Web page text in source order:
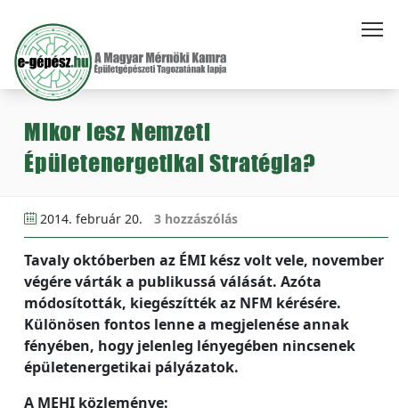
Mikor lesz Nemzeti
Épületenergetikai Stratégia?
2014. február 20. 3 hozzászólás
Tavaly októberben az ÉMI kész volt vele, november
végére várták a publikussá válását. Azóta
módosították, kiegészítték az NFM kérésére.
Különösen fontos lenne a megjelenése annak
fényében, hogy jelenleg lényegében nincsenek
épületenergetikai pályázatok.
A MEHI közleménye: